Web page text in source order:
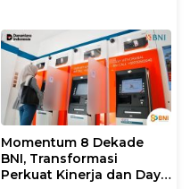
STEAM Olympiad 2026 di
Roma
Momentum 8 Dekade
BNI, Transformasi
Perkuat Kinerja dan Daya